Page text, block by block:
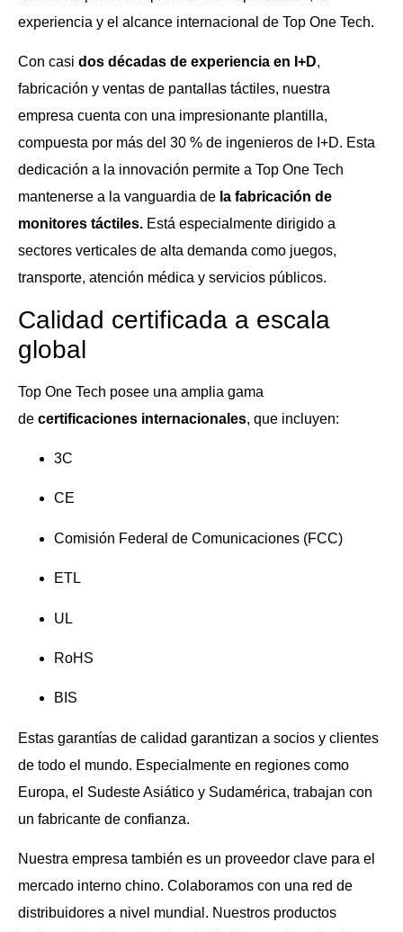
experiencia y el alcance internacional de Top One Tech.
Con casi dos décadas de experiencia en I+D,
fabricación y ventas de pantallas táctiles, nuestra
empresa cuenta con una impresionante plantilla,
compuesta por más del 30 % de ingenieros de I+D. Esta
dedicación a la innovación permite a Top One Tech
mantenerse a la vanguardia de la fabricación de
monitores táctiles. Está especialmente dirigido a
sectores verticales de alta demanda como juegos,
transporte, atención médica y servicios públicos.
Calidad certificada a escala
global
Top One Tech posee una amplia gama
de certificaciones internacionales, que incluyen:
3C
CE
Comisión Federal de Comunicaciones (FCC)
ETL
UL
RoHS
BIS
Estas garantías de calidad garantizan a socios y clientes
de todo el mundo. Especialmente en regiones como
Europa, el Sudeste Asiático y Sudamérica, trabajan con
un fabricante de confianza.
Nuestra empresa también es un proveedor clave para el
mercado interno chino. Colaboramos con una red de
distribuidores a nivel mundial. Nuestros productos